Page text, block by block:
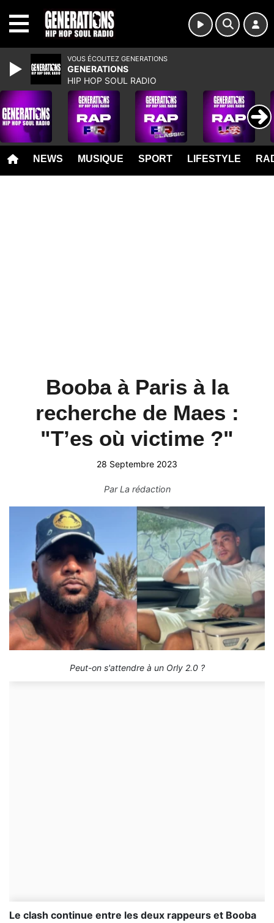
NEWS MUSIQUE SPORT LIFESTYLE
Booba à Paris à la
recherche de Maes :
"T’es où victime ?"
28 Septembre 2023
ParLa rédaction
Peut-on s'attendre à un Orly 2.0 ?
Le clash continue entre les deux rappeurs et Booba
VOUS ÉCOUTEZ GENERATIONS
GENERATIONS
HIP HOP SOUL RADIO